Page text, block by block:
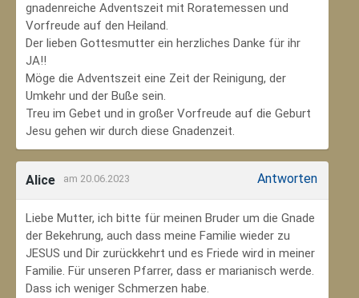
gnadenreiche Adventszeit mit Roratemessen und
Vorfreude auf den Heiland.
Der lieben Gottesmutter ein herzliches Danke für ihr
JA!!
Möge die Adventszeit eine Zeit der Reinigung, der
Umkehr und der Buße sein.
Treu im Gebet und in großer Vorfreude auf die Geburt
Jesu gehen wir durch diese Gnadenzeit.
Alice am 20.06.2023 Antworten
Liebe Mutter, ich bitte für meinen Bruder um die Gnade
der Bekehrung, auch dass meine Familie wieder zu
JESUS und Dir zurückkehrt und es Friede wird in meiner
Familie. Für unseren Pfarrer, dass er marianisch werde.
Dass ich weniger Schmerzen habe.